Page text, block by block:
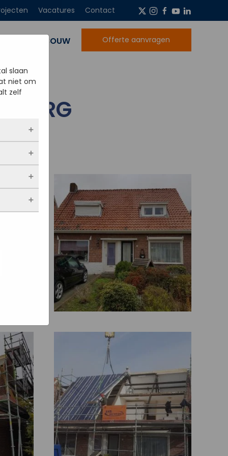
Vacatures Contact
NIEUWBOUW Offerte aanvragen
slaan
niet om
zelf
als jij
blijven
Als je
Er
van